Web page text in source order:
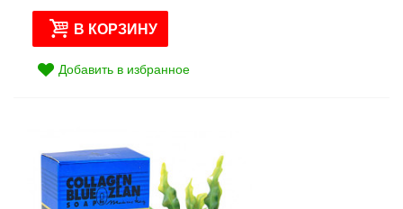
В КОРЗИНУ
Добавить в избранное